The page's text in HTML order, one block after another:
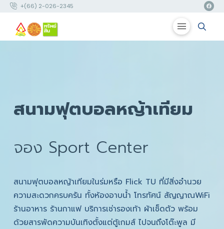
+(66) 2-026-2345
สนามฟุตบอลหญ้าเทียม
จอง Sport Center
สนามฟุตบอลหญ้าเทียมในร่มหรือ Flick TU ที่มีสิ่งอำนวย
ความสะดวกครบครัน ทั้งห้องอาบน้ำ โทรทัศน์ สัญญาณWiFi
ร้านอาหาร ร้านกาแฟ บริการเช่ารองเท้า ผ้าเช็ดตัว พร้อม
ด้วยสารพัดความบันเทิงตั้งแต่ตู้เกมส์ ไปจนถึงโต๊ะพูล มี